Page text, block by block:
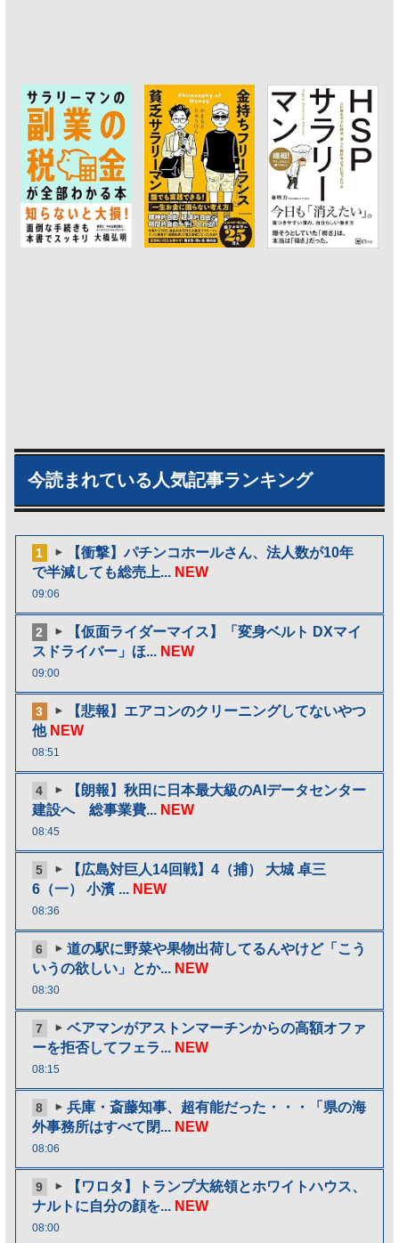
今読まれている人気記事ランキング
1
【衝撃】パチンコホールさん、法人数が10年
で半減しても総売上... NEW
09:06
2
【仮面ライダーマイス】「変身ベルト DXマイ
スドライバー」ほ... NEW
09:00
3
【悲報】エアコンのクリーニングしてないやつ
他 NEW
08:51
4
【朗報】秋田に日本最大級のAIデータセンター
建設へ 総事業費... NEW
08:45
5
【広島対巨人14回戦】4（捕） 大城 卓三
6（一） 小濱 ... NEW
08:36
6
道の駅に野菜や果物出荷してるんやけど「こう
いうの欲しい」とか... NEW
08:30
7
ベアマンがアストンマーチンからの高額オファ
ーを拒否してフェラ... NEW
08:15
8
兵庫・斎藤知事、超有能だった・・・「県の海
外事務所はすべて閉... NEW
08:06
9
【ワロタ】トランプ大統領とホワイトハウス、
ナルトに自分の顔を... NEW
08:00